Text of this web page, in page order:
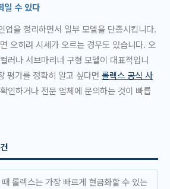
일 수 있다
업을 정리하면서 일부 모델을 단종시킵니다.
오히려 시세가 오르는 경우도 있습니다. 오
러나 서브마리너 구형 모델이 대표적입니
평가를 정확히 알고 싶다면 롤렉스 공식 사
인하거나 전문 업체에 문의하는 것이 빠릅
롤렉스는 가장 빠르게 현금화할 수 있는